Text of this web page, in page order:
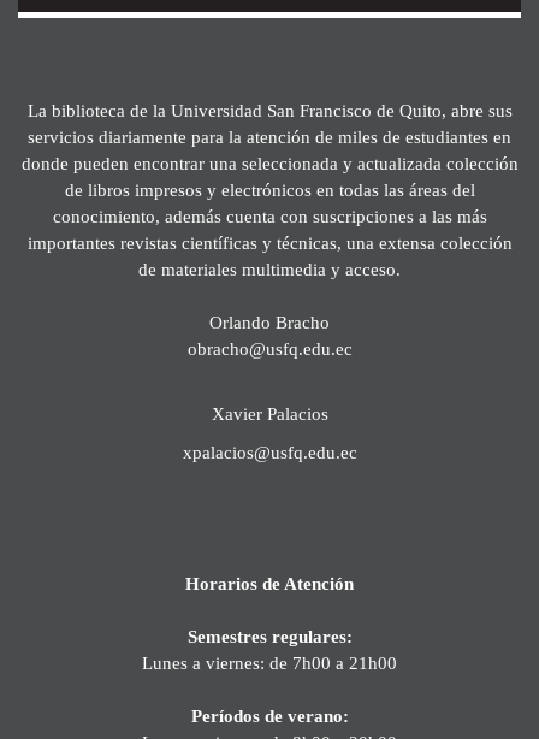
La biblioteca de la Universidad San Francisco de Quito, abre sus
servicios diariamente para la atención de miles de estudiantes en
donde pueden encontrar una seleccionada y actualizada colección
de libros impresos y electrónicos en todas las áreas del
conocimiento, además cuenta con suscripciones a las más
importantes revistas científicas y técnicas, una extensa colección
de materiales multimedia y acceso.
Orlando Bracho
obracho@usfq.edu.ec
Xavier Palacios
xpalacios@usfq.edu.ec
Horarios de Atención
Semestres regulares:
Lunes a viernes: de 7h00 a 21h00
Períodos de verano: